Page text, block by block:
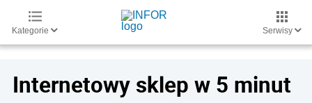
Kategorie Serwisy
Internetowy sklep w 5 minut